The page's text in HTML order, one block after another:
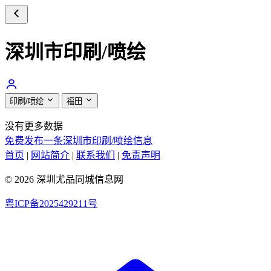
深圳市印刷/喷绘
印刷/喷绘 福田
没有更多数据
免费发布一条深圳市印刷/喷绘信息
首页 | 网站简介 | 联系我们 | 免责声明
© 2026 深圳尤品同城信息网
粤ICP备2025429211号